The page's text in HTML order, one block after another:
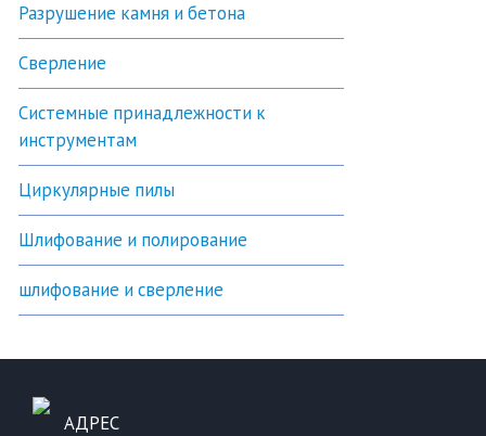
Разрушение камня и бетона
Сверление
Системные принадлежности к
инструментам
Циркулярные пилы
Шлифование и полирование
шлифование и сверление
АДРЕС